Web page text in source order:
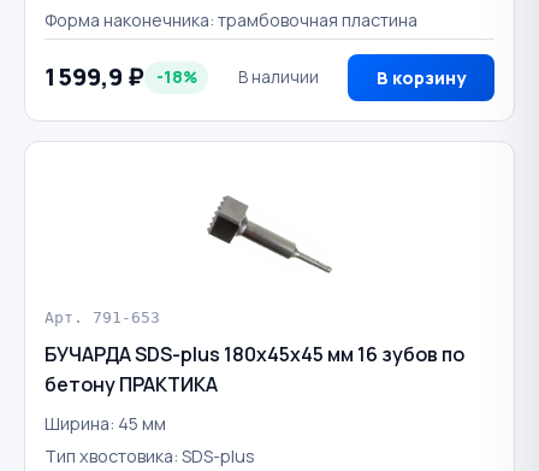
Форма наконечника: трамбовочная пластина
1 599,9 ₽ -18% В наличии В корзину
Арт. 791-653
БУЧАРДА SDS-plus 180х45х45 мм 16 зубов по
бетону ПРАКТИКА
Ширина: 45 мм
Тип хвостовика: SDS-plus